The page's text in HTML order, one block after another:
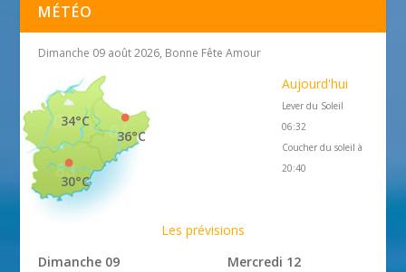
MÉTÉO
Dimanche 09 août 2026, Bonne Fête Amour
36°C
34°C
30°C
Aujourd'hui
Lever du Soleil
06:32
Coucher du soleil à
20:40
Les prévisions
Dimanche 09
Mercredi 12